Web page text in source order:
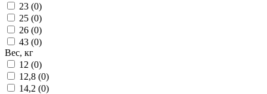
23 (0)
25 (0)
26 (0)
43 (0)
Вес, кг
12 (0)
12,8 (0)
14,2 (0)